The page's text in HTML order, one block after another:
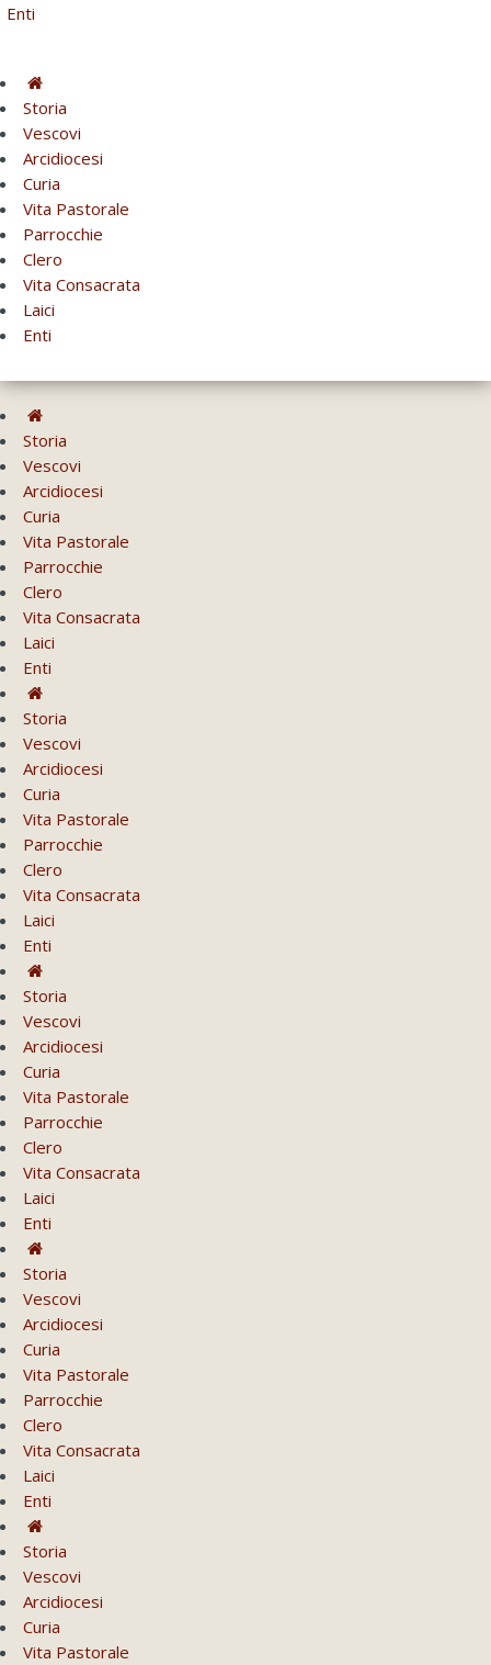
Enti
Storia
Vescovi
Arcidiocesi
Curia
Vita Pastorale
Parrocchie
Clero
Vita Consacrata
Laici
Enti
Storia
Vescovi
Arcidiocesi
Curia
Vita Pastorale
Parrocchie
Clero
Vita Consacrata
Laici
Enti
Storia
Vescovi
Arcidiocesi
Curia
Vita Pastorale
Parrocchie
Clero
Vita Consacrata
Laici
Enti
Storia
Vescovi
Arcidiocesi
Curia
Vita Pastorale
Parrocchie
Clero
Vita Consacrata
Laici
Enti
Storia
Vescovi
Arcidiocesi
Curia
Vita Pastorale
Parrocchie
Clero
Vita Consacrata
Laici
Enti
Storia
Vescovi
Arcidiocesi
Curia
Vita Pastorale